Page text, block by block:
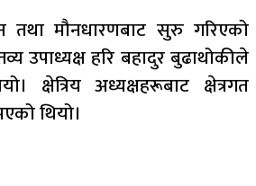
तथा मौनधारणबाट सुरु गरिएको
उपाध्यक्ष हरि बहादुर बुढाथोकीले
क्षेत्रिय अध्यक्षहरूबाट क्षेत्रगत
थियो।